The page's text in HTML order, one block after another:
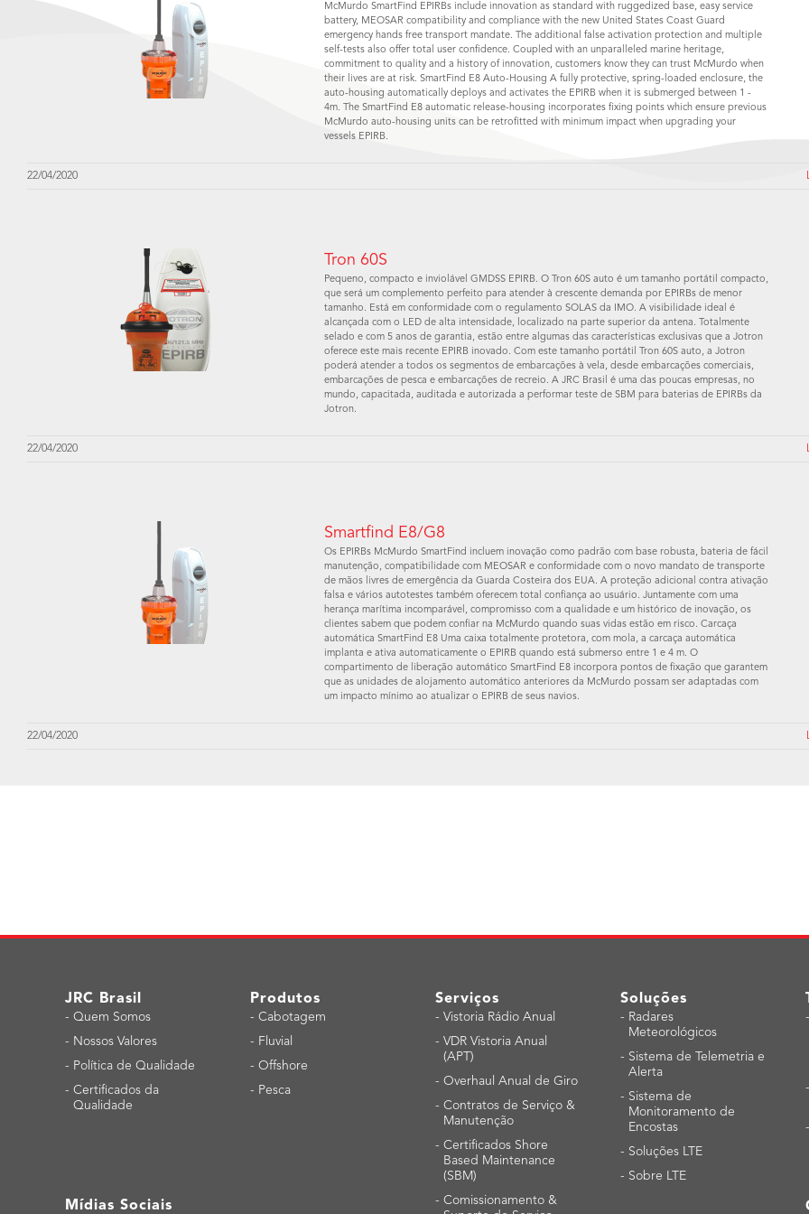
McMurdo SmartFind EPIRBs include innovation as standard with ruggedized base, easy service
battery, MEOSAR compatibility and compliance with the new United States Coast Guard
emergency hands free transport mandate. The additional false activation protection and multiple
self-tests also offer total user confidence. Coupled with an unparalleled marine heritage,
commitment to quality and a history of innovation, customers know they can trust McMurdo when
their lives are at risk. SmartFind E8 Auto-Housing A fully protective, spring-loaded enclosure, the
auto-housing automatically deploys and activates the EPIRB when it is submerged between 1 -
4m. The SmartFind E8 automatic release-housing incorporates fixing points which ensure previous
McMurdo auto-housing units can be retrofitted with minimum impact when upgrading your
vessels EPIRB.
22/04/2020
Tron 60S
Pequeno, compacto e inviolável GMDSS EPIRB. O Tron 60S auto é um tamanho portátil compacto,
que será um complemento perfeito para atender à crescente demanda por EPIRBs de menor
tamanho. Está em conformidade com o regulamento SOLAS da IMO. A visibilidade ideal é
alcançada com o LED de alta intensidade, localizado na parte superior da antena. Totalmente
selado e com 5 anos de garantia, estão entre algumas das características exclusivas que a Jotron
oferece este mais recente EPIRB inovado. Com este tamanho portátil Tron 60S auto, a Jotron
poderá atender a todos os segmentos de embarcações à vela, desde embarcações comerciais,
embarcações de pesca e embarcações de recreio. A JRC Brasil é uma das poucas empresas, no
mundo, capacitada, auditada e autorizada a performar teste de SBM para baterias de EPIRBs da
Jotron.
22/04/2020
Smartfind E8/G8
Os EPIRBs McMurdo SmartFind incluem inovação como padrão com base robusta, bateria de fácil
manutenção, compatibilidade com MEOSAR e conformidade com o novo mandato de transporte
de mãos livres de emergência da Guarda Costeira dos EUA. A proteção adicional contra ativação
falsa e vários autotestes também oferecem total confiança ao usuário. Juntamente com uma
herança marítima incomparável, compromisso com a qualidade e um histórico de inovação, os
clientes sabem que podem confiar na McMurdo quando suas vidas estão em risco. Carcaça
automática SmartFind E8 Uma caixa totalmente protetora, com mola, a carcaça automática
implanta e ativa automaticamente o EPIRB quando está submerso entre 1 e 4 m. O
compartimento de liberação automático SmartFind E8 incorpora pontos de fixação que garantem
que as unidades de alojamento automático anteriores da McMurdo possam ser adaptadas com
um impacto mínimo ao atualizar o EPIRB de seus navios.
22/04/2020
JRC Brasil
- Quem Somos
- Nossos Valores
- Política de Qualidade
- Certificados da
Qualidade
Mídias Sociais
Produtos
- Cabotagem
- Fluvial
- Offshore
- Pesca
Serviços
- Vistoria Rádio Anual
- VDR Vistoria Anual
(APT)
- Overhaul Anual de Giro
- Contratos de Serviço &
Manutenção
- Certificados Shore
Based Maintenance
(SBM)
- Comissionamento &
Soluções
- Radares
Meteorológicos
- Sistema de Telemetria e
Alerta
- Sistema de
Monitoramento de
Encostas
- Soluções LTE
- Sobre LTE
-
-
-